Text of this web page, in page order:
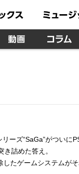
ーズ“SaGa”がついに
詰めた答え。
たゲームシステムがそ